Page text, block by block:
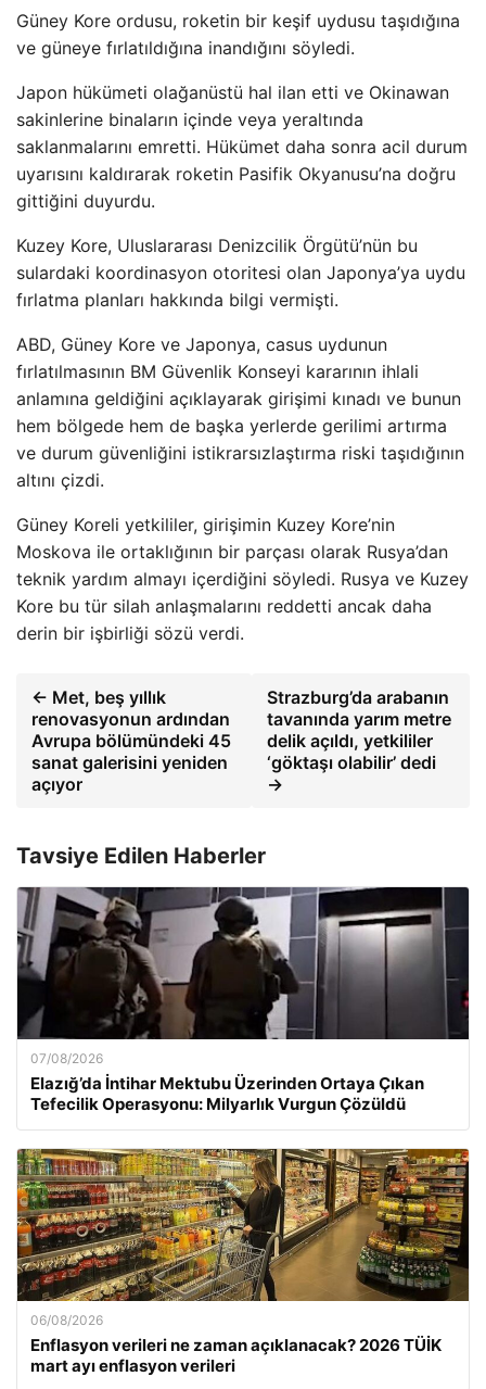
Güney Kore ordusu, roketin bir keşif uydusu taşıdığına
ve güneye fırlatıldığına inandığını söyledi.
Japon hükümeti olağanüstü hal ilan etti ve Okinawan
sakinlerine binaların içinde veya yeraltında
saklanmalarını emretti. Hükümet daha sonra acil durum
uyarısını kaldırarak roketin Pasifik Okyanusu’na doğru
gittiğini duyurdu.
Kuzey Kore, Uluslararası Denizcilik Örgütü’nün bu
sulardaki koordinasyon otoritesi olan Japonya’ya uydu
fırlatma planları hakkında bilgi vermişti.
ABD, Güney Kore ve Japonya, casus uydunun
fırlatılmasının BM Güvenlik Konseyi kararının ihlali
anlamına geldiğini açıklayarak girişimi kınadı ve bunun
hem bölgede hem de başka yerlerde gerilimi artırma
ve durum güvenliğini istikrarsızlaştırma riski taşıdığının
altını çizdi.
Güney Koreli yetkililer, girişimin Kuzey Kore’nin
Moskova ile ortaklığının bir parçası olarak Rusya’dan
teknik yardım almayı içerdiğini söyledi. Rusya ve Kuzey
Kore bu tür silah anlaşmalarını reddetti ancak daha
derin bir işbirliği sözü verdi.
← Met, beş yıllık
renovasyonun ardından
Avrupa bölümündeki 45
sanat galerisini yeniden
açıyor
Strazburg’da arabanın
tavanında yarım metre
delik açıldı, yetkililer
‘göktaşı olabilir’ dedi
→
Tavsiye Edilen Haberler
07/08/2026
Elazığ’da İntihar Mektubu Üzerinden Ortaya Çıkan
Tefecilik Operasyonu: Milyarlık Vurgun Çözüldü
06/08/2026
Enflasyon verileri ne zaman açıklanacak? 2026 TÜİK
mart ayı enflasyon verileri